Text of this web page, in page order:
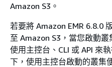
Amazon S3。
若要將 Amazon EMR 6.8.0
至 Amazon S3，當您啟動
使用主控台、CLI 或 API 來
下，使用主控台啟動的叢集